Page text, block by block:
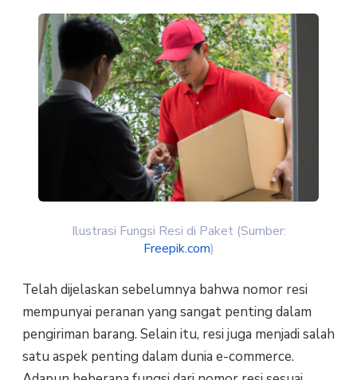
Ilustrasi Fungsi Resi di Paket (Sumber:
Freepik.com)
Telah dijelaskan sebelumnya bahwa nomor resi
mempunyai peranan yang sangat penting dalam
pengiriman barang. Selain itu, resi juga menjadi salah
satu aspek penting dalam dunia e-commerce.